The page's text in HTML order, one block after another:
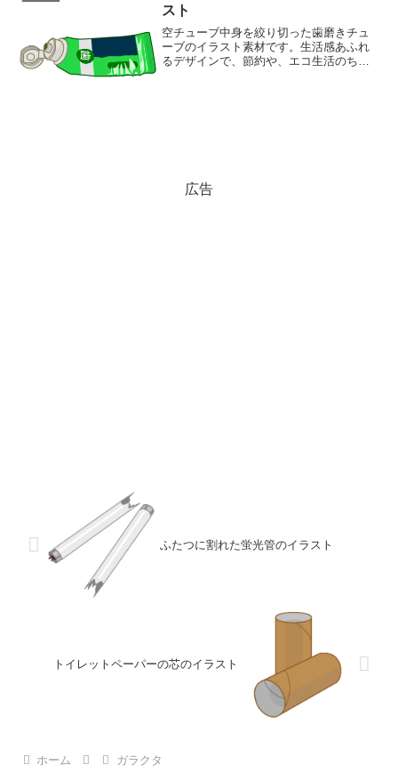
スト
空チューブ中身を絞り切った歯磨きチュ
ーブのイラスト素材です。生活感あふれ
るデザインで、節約や、エコ生活のちょ
広告
ふたつに割れた蛍光管のイラスト
トイレットペーパーの芯のイラスト
ホーム ガラクタ